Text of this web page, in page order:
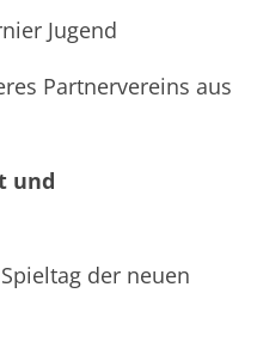
Jugend
Partnervereins aus
und
der neuen